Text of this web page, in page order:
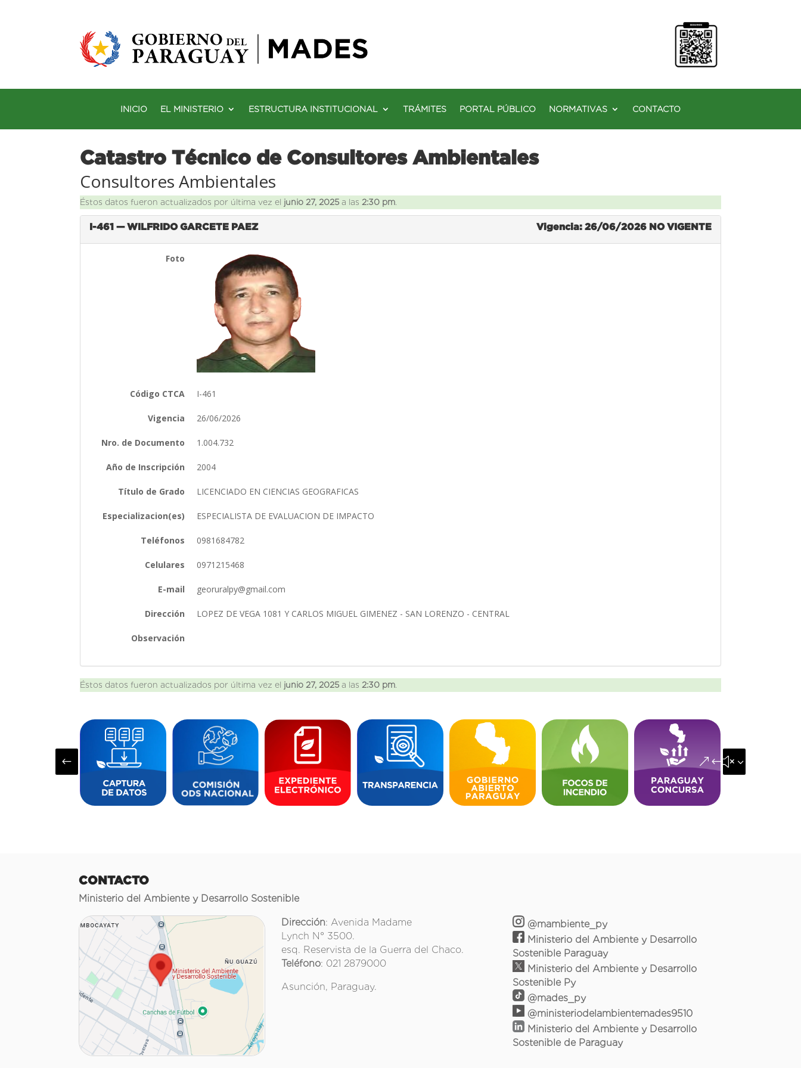
INICIO EL MINISTERIO ESTRUCTURA INSTITUCIONAL TRÁMITES PORTAL PÚBLICO NORMATIVAS CONTACTO
Catastro Técnico de Consultores Ambientales
Consultores Ambientales
Éstos datos fueron actualizados por última vez el junio 27, 2025 a las 2:30 pm
I-461 — WILFRIDO GARCETE PAEZ Vigencia: 26/06/2026 NO VIGENTE
Foto
Código CTCA I-461
Vigencia 26/06/2026
Nro. de Documento 1.004.732
Año de Inscripción 2004
Título de Grado LICENCIADO EN CIENCIAS GEOGRAFICAS
Especializacion(es) ESPECIALISTA DE EVALUACION DE IMPACTO
Teléfonos 0981684782
Celulares 0971215468
E-mail georuralpy@gmail.com
Dirección LOPEZ DE VEGA 1081 Y CARLOS MIGUEL GIMENEZ - SAN LORENZO - CENTRAL
Observación
Éstos datos fueron actualizados por última vez el junio 27, 2025 a las 2:30 pm
# &#x35;
CONTACTO
Ministerio del Ambiente y Desarrollo Sostenible
Dirección: Avenida Madame
Lynch N° 3500.
esq. Reservista de la Guerra del Chaco.
Teléfono: 021 2879000
Asunción, Paraguay.
@mambiente_py
Ministerio del Ambiente y Desarrollo
Sostenible Paraguay
Ministerio del Ambiente y Desarrollo
Sostenible Py
@mades_py
@ministeriodelambientemades9510
Ministerio del Ambiente y Desarrollo
Sostenible de Paraguay